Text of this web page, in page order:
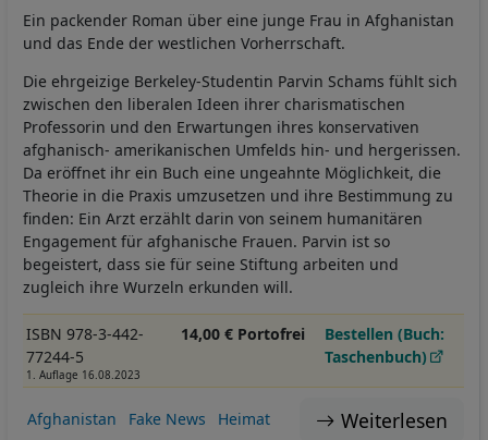
Ein packender Roman über eine junge Frau in Afghanistan
und das Ende der westlichen Vorherrschaft.
Die ehrgeizige Berkeley-Studentin Parvin Schams fühlt sich
zwischen den liberalen Ideen ihrer charismatischen
Professorin und den Erwartungen ihres konservativen
afghanisch- amerikanischen Umfelds hin- und hergerissen.
Da eröffnet ihr ein Buch eine ungeahnte Möglichkeit, die
Theorie in die Praxis umzusetzen und ihre Bestimmung zu
finden: Ein Arzt erzählt darin von seinem humanitären
Engagement für afghanische Frauen. Parvin ist so
begeistert, dass sie für seine Stiftung arbeiten und
zugleich ihre Wurzeln erkunden will.
ISBN 978-3-442-
77244-5
1. Auflage 16.08.2023
14,00 € Portofrei
Bestellen (Buch:
Taschenbuch)
Weiterlesen
Afghanistan Fake News
Heimat